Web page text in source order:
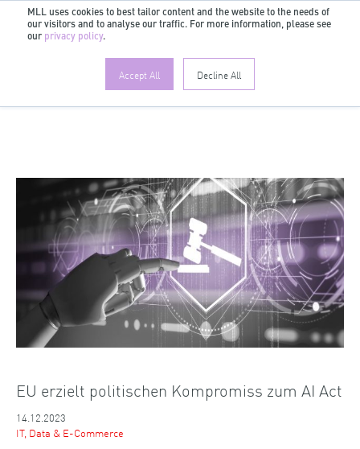
MLL uses cookies to best tailor content and the website to the needs of
our visitors and to analyse our traffic. For more information, please see
our privacy policy.
Accept All Decline All
DE
EU erzielt politischen Kompromiss zum AI Act
14.12.2023
IT, Data & E-Commerce